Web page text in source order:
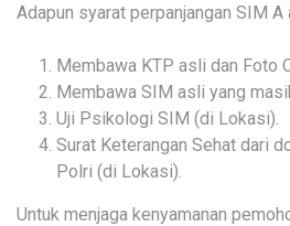
Adapun syarat perpanjangan SIM
Membawa KTP asli dan Foto
Membawa SIM asli yang
Uji Psikologi SIM (di Lokasi).
Surat Keterangan Sehat dari
Polri (di Lokasi).
Untuk menjaga kenyamanan